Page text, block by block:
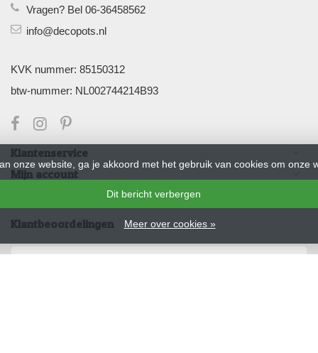
Vragen? Bel 06-36458562
info@decopots.nl
KVK nummer: 85150312
btw-nummer: NL002744214B93
Klantenservice
Mijn account
Klantbeoordelingen
onze website, ga je akkoord met het gebruik van cookies om onze
Dit bericht verbergen
Meer over cookies »